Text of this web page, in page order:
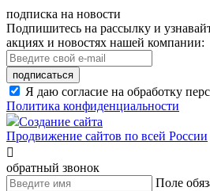
подписка на новости
Подпишитесь на рассылку и
акциях и новостях нашей компании:
подписаться
Я даю согласие на обработку
Политика конфиденциальности
Создание сайта
Продвижение сайтов по всей России

обратный звонок
Поле